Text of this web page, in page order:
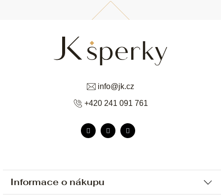
Informace o nákupu
info@jk.cz
+420 241 091 761